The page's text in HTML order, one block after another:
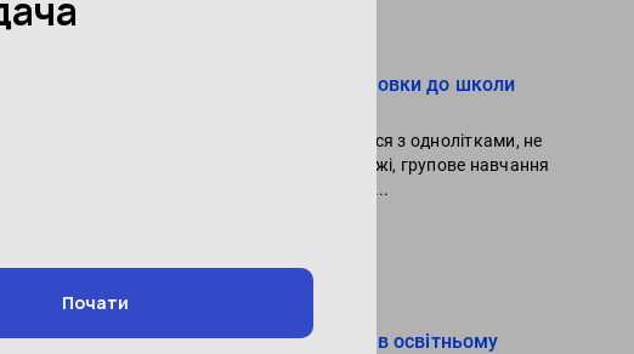
Переваги групової підготовки до школи
Крім можливості спілкуватися з однолітками, не
зважаючи на географічні межі, групове навчання
онлайн дозволяє дітям обмі...
Роль батьківської участі в освітньому